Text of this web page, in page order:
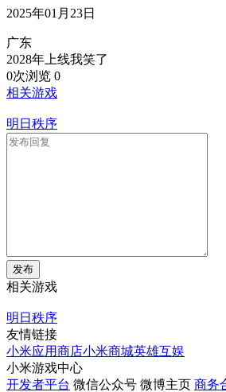
2025年01月23日
广东
2028年上线我笑了
0次浏览 0
相关游戏
明日秩序
发布
相关游戏
明日秩序
友情链接
小米应用商店小米商城英雄互娱
小米游戏中心
开发者平台 微信公众号 微博主页 商务